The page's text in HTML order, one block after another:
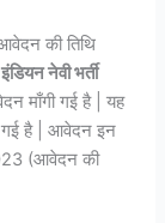
की तिथि
इंडियन नेवी भर्ती
माँगी गई है | यह
गई है | आवेदन इन
(आवेदन की